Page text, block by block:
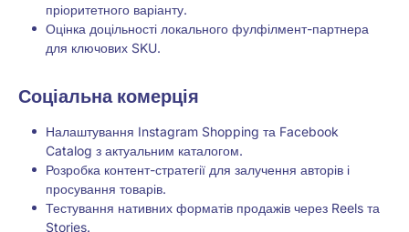
пріоритетного варіанту.
Оцінка доцільності локального фулфілмент-партнера
для ключових SKU.
Соціальна комерція
Налаштування Instagram Shopping та Facebook
Catalog з актуальним каталогом.
Розробка контент-стратегії для залучення авторів і
просування товарів.
Тестування нативних форматів продажів через Reels та
Stories.